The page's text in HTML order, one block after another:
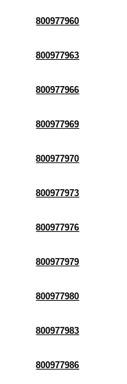
800977960
800977963
800977966
800977969
800977970
800977973
800977976
800977979
800977980
800977983
800977986